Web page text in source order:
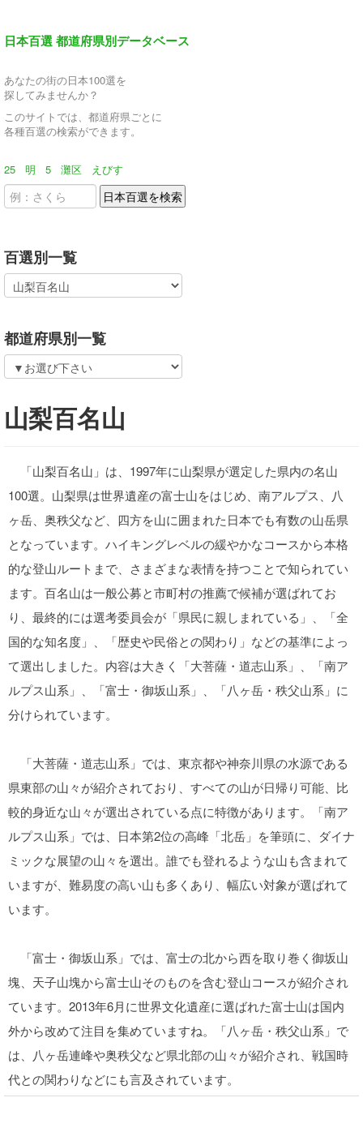
日本百選 都道府県別データベース
あなたの街の日本100選を
探してみませんか？
このサイトでは、都道府県ごとに
各種百選の検索ができます。
25 明 5 灘区 えびす
百選別一覧
都道府県別一覧
山梨百名山
「山梨百名山」は、1997年に山梨県が選定した県内の名山
100選。山梨県は世界遺産の富士山をはじめ、南アルプス、八
ヶ岳、奥秩父など、四方を山に囲まれた日本でも有数の山岳県
となっています。ハイキングレベルの緩やかなコースから本格
的な登山ルートまで、さまざまな表情を持つことで知られてい
ます。百名山は一般公募と市町村の推薦で候補が選ばれてお
り、最終的には選考委員会が「県民に親しまれている」、「全
国的な知名度」、「歴史や民俗との関わり」などの基準によっ
て選出しました。内容は大きく「大菩薩・道志山系」、「南ア
ルプス山系」、「富士・御坂山系」、「八ヶ岳・秩父山系」に
分けられています。
「大菩薩・道志山系」では、東京都や神奈川県の水源である
県東部の山々が紹介されており、すべての山が日帰り可能、比
較的身近な山々が選出されている点に特徴があります。「南ア
ルプス山系」では、日本第2位の高峰「北岳」を筆頭に、ダイナ
ミックな展望の山々を選出。誰でも登れるような山も含まれて
いますが、難易度の高い山も多くあり、幅広い対象が選ばれて
います。
「富士・御坂山系」では、富士の北から西を取り巻く御坂山
塊、天子山塊から富士山そのものを含む登山コースが紹介され
ています。2013年6月に世界文化遺産に選ばれた富士山は国内
外から改めて注目を集めていますね。「八ヶ岳・秩父山系」で
は、八ヶ岳連峰や奥秩父など県北部の山々が紹介され、戦国時
代との関わりなどにも言及されています。